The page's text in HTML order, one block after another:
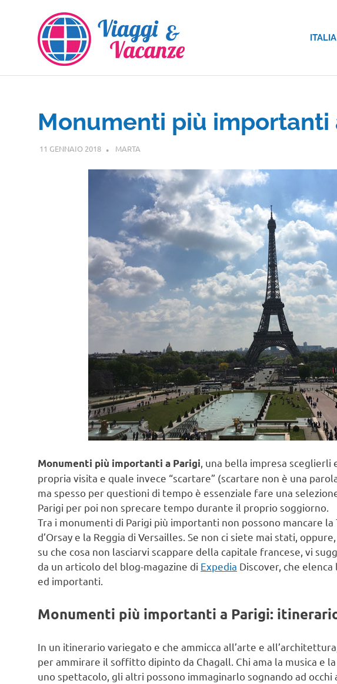
contenuto
ITALIA
Monumenti più importanti
11 GENNAIO 2018 MARTA
Monumenti più importanti a Parigi, una bella impresa
propria visita e quale invece “scartare” (scartare non è una
ma spesso per questioni di tempo è essenziale fare una
Parigi per poi non sprecare tempo durante il proprio soggiorno.
Tra i monumenti di Parigi più importanti non possono mancare
d’Orsay e la Reggia di Versailles. Se non ci siete mai stati,
su che cosa non lasciarvi scappare della capitale francese, vi
da un articolo del blog-magazine di Expedia Discover, che
ed importanti.
Monumenti più importanti a Parigi:
In un itinerario variegato e che ammicca all’arte e
per ammirare il soffitto dipinto da Chagall. Chi ama la musica e
uno spettacolo, gli altri possono immaginarlo sognando ad occhi